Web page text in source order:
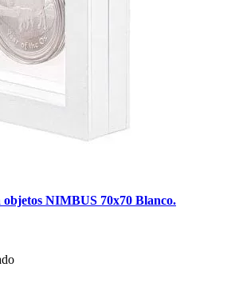
NIMBUS 70x70 Blanco.